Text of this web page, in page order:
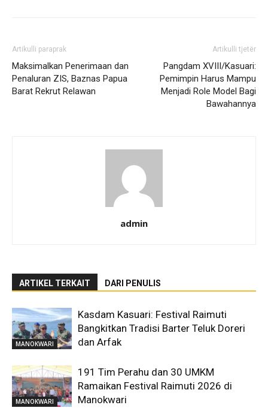
Artikulli paraprak
Maksimalkan Penerimaan dan
Penaluran ZIS, Baznas Papua
Barat Rekrut Relawan
Artikulli tjetër
Pangdam XVIII/Kasuari:
Pemimpin Harus Mampu
Menjadi Role Model Bagi
Bawahannya
admin
ARTIKEL TERKAIT DARI PENULIS
MANOKWARI
Kasdam Kasuari: Festival Raimuti
Bangkitkan Tradisi Barter Teluk Doreri
dan Arfak
MANOKWARI
191 Tim Perahu dan 30 UMKM
Ramaikan Festival Raimuti 2026 di
Manokwari